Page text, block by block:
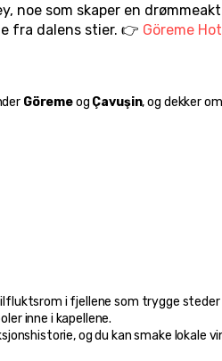
noe som skaper en
fra dalens stier. 👉 Göreme
Göreme og Çavuşin, og dekker
i fjellene som trygge
inne i kapellene.
og du kan smake lokale